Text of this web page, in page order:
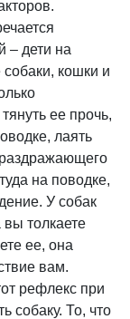
– дети на
кошки и
ее прочь,
лаять
раздражающего
на поводке,
У собак
толкаете
ее, она
вам.
рефлекс при
собаку. То, что